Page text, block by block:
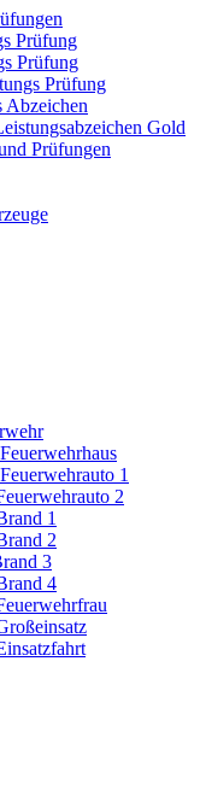
Prüfung
Prüfung
Prüfung
Abzeichen
Gold
Prüfungen
1
2
1
2
3
4